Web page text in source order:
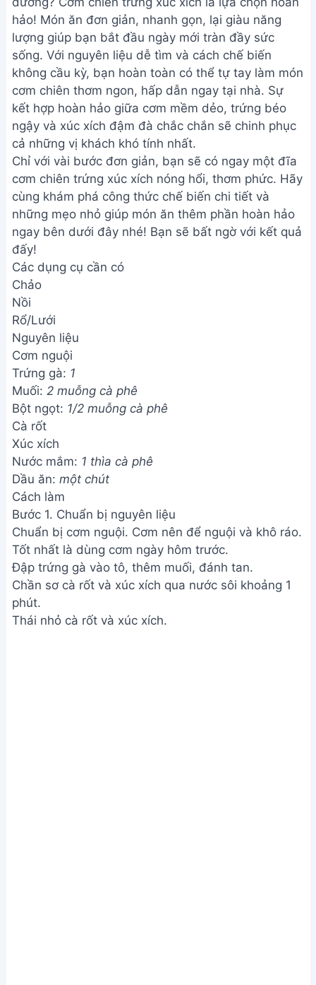
hảo! Món ăn đơn giản, nhanh gọn, lại giàu năng
lượng giúp bạn bắt đầu ngày mới tràn đầy sức
sống. Với nguyên liệu dễ tìm và cách chế biến
không cầu kỳ, bạn hoàn toàn có thể tự tay làm món
cơm chiên thơm ngon, hấp dẫn ngay tại nhà. Sự
kết hợp hoàn hảo giữa cơm mềm dẻo, trứng béo
ngậy và xúc xích đậm đà chắc chắn sẽ chinh phục
cả những vị khách khó tính nhất.
Chỉ với vài bước đơn giản, bạn sẽ có ngay một đĩa
cơm chiên trứng xúc xích nóng hổi, thơm phức. Hãy
cùng khám phá công thức chế biến chi tiết và
những mẹo nhỏ giúp món ăn thêm phần hoàn hảo
ngay bên dưới đây nhé! Bạn sẽ bất ngờ với kết quả
đấy!
Các dụng cụ cần có
Chảo
Nồi
Rổ/Lưới
Nguyên liệu
Cơm nguội
Trứng gà: 1
Muối: 2 muỗng cà phê
Bột ngọt: 1/2 muỗng cà phê
Cà rốt
Xúc xích
Nước mắm: 1 thìa cà phê
Dầu ăn: một chút
Cách làm
Bước 1. Chuẩn bị nguyên liệu
Chuẩn bị cơm nguội. Cơm nên để nguội và khô ráo.
Tốt nhất là dùng cơm ngày hôm trước.
Đập trứng gà vào tô, thêm muối, đánh tan.
Chần sơ cà rốt và xúc xích qua nước sôi khoảng 1
phút.
Thái nhỏ cà rốt và xúc xích.